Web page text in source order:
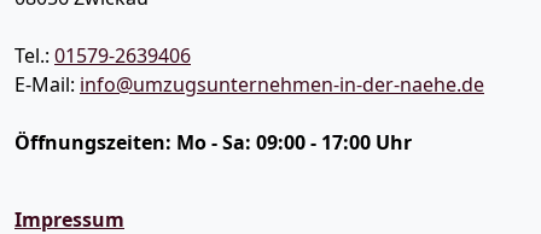
Tel.: 01579-2639406
E-Mail: info@umzugsunternehmen-in-der-naehe.de
Öffnungszeiten: Mo - Sa: 09:00 - 17:00 Uhr
Impressum